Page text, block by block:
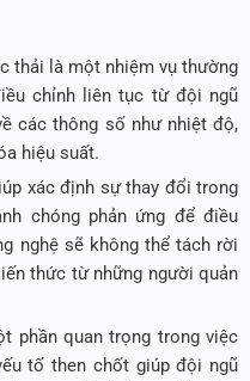
thải là một nhiệm vụ thường
chỉnh liên tục từ đội ngũ
các thông số như nhiệt độ,
hiệu suất.
xác định sự thay đổi trong
chóng phản ứng để điều
nghệ sẽ không thể tách rời
thức từ những người quản
phần quan trọng trong việc
tố then chốt giúp đội ngũ